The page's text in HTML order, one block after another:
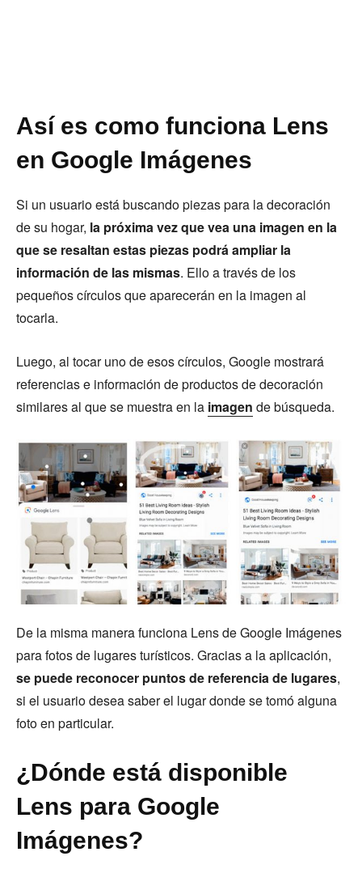
Así es como funciona Lens
en Google Imágenes
Si un usuario está buscando piezas para la decoración
de su hogar, la próxima vez que vea una imagen en la
que se resaltan estas piezas podrá ampliar la
información de las mismas. Ello a través de los
pequeños círculos que aparecerán en la imagen al
tocarla.
Luego, al tocar uno de esos círculos, Google mostrará
referencias e información de productos de decoración
similares al que se muestra en la imagen de búsqueda.
De la misma manera funciona Lens de Google Imágenes
para fotos de lugares turísticos. Gracias a la aplicación,
se puede reconocer puntos de referencia de lugares,
si el usuario desea saber el lugar donde se tomó alguna
foto en particular.
¿Dónde está disponible
Lens para Google
Imágenes?